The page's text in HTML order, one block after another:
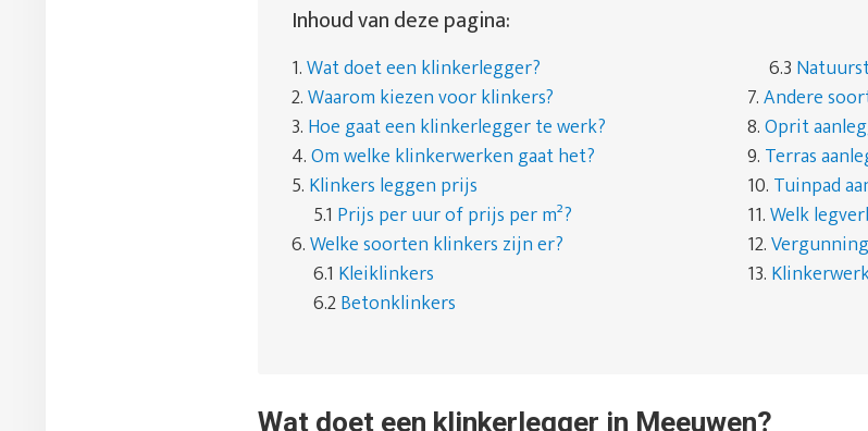
Inhoud van deze pagina:
1.Wat doet een klinkerlegger?
2.Waarom kiezen voor klinkers?
3. Hoe gaat een klinkerlegger te werk?
4.Om welke klinkerwerken gaat het?
5. Klinkers leggen prijs
5.1 Prijs per uur of prijs per m²?
6.Welke soorten klinkers zijn er?
6.1 Kleiklinkers
6.2Betonklinkers
6.3
7.Andere
8.Oprit
9. Terras
10. Tuinpad
11.Welk
12.
13.
Wat doet een klinkerlegger in Meeuwen?